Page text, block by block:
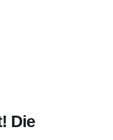
Die